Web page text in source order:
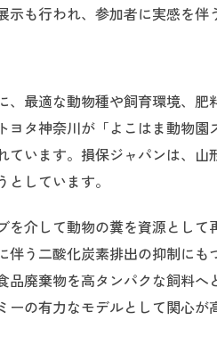
示も行われ、参加者に実感を伴
、最適な動物種や飼育環境、
ヨタ神奈川が「よこはま動物
ています。損保ジャパンは、
としています。
を介して動物の糞を資源とし
伴う二酸化炭素排出の抑制に
品廃棄物を高タンパクな飼料
ーの有力なモデルとして関心が